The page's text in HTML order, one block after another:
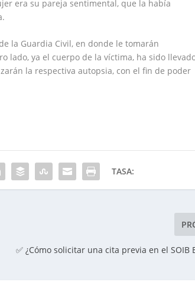
era su pareja sentimental, que la había
la Guardia Civil, en donde le tomarán
lado, ya el cuerpo de la víctima, ha sido
la respectiva autopsia, con el fin de poder
TASA:
✅ ¿Cómo solicitar una cita previa en el SOIB